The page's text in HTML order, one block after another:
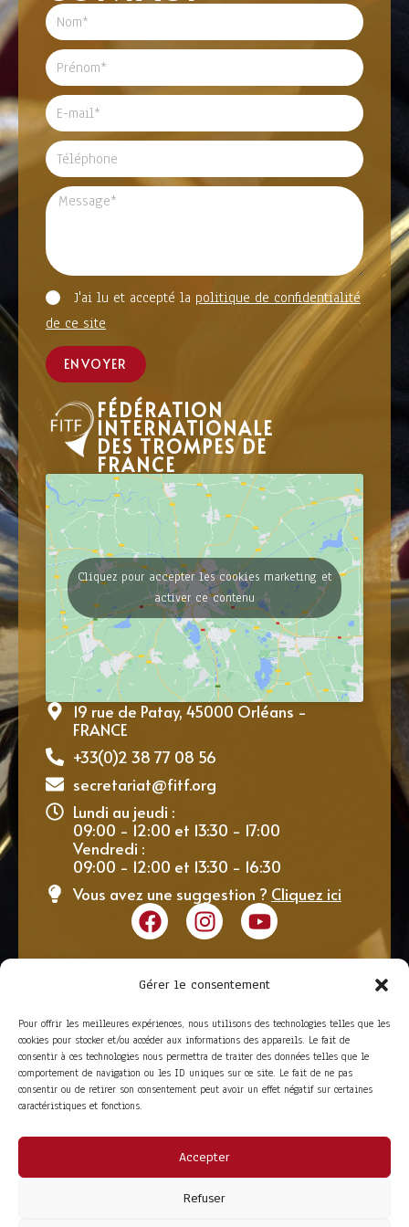
Gérer le consentement
Pour offrir les meilleures expériences, nous utilisons des technologies telles que les
cookies pour stocker et/ou accéder aux informations des appareils. Le fait de
consentir à ces technologies nous permettra de traiter des données telles que le
comportement de navigation ou les ID uniques sur ce site. Le fait de ne pas
consentir ou de retirer son consentement peut avoir un effet négatif sur certaines
caractéristiques et fonctions.
Accepter
Refuser
J'ai lu et accepté la politique de confidentialité
de ce site
ENVOYER
FÉDÉRATION
INTERNATIONALE
DES TROMPES DE
FRANCE
Cliquez pour accepter les cookies marketing et
activer ce contenu
19 rue de Patay, 45000 Orléans -
FRANCE
+33(0)2 38 77 08 56
secretariat@fitf.org
Lundi au jeudi :
09:00 - 12:00 et 13:30 - 17:00
Vendredi :
09:00 - 12:00 et 13:30 - 16:30
Vous avez une suggestion ? Cliquez ici
Adhérer